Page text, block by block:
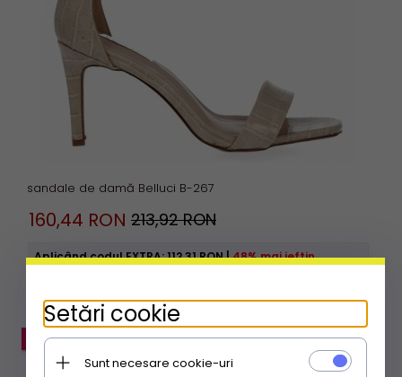
sandale de damă Belluci B-267
160,44 RON 213,92 RON
Aplicând codul EXTRA:112.31 RON|48% mai ieftin
PROMOȚIE
Setări cookie
Sunt necesare cookie-uri